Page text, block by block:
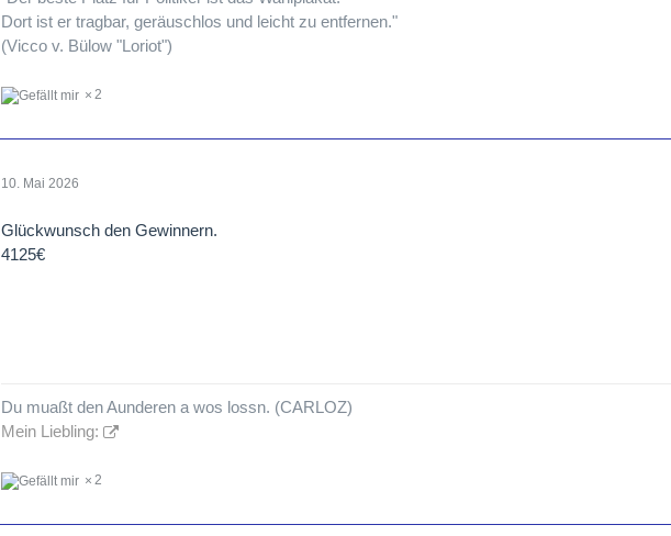
Dort ist er tragbar, geräuschlos und leicht zu entfernen."
(Vicco v. Bülow "Loriot")
2
10. Mai 2026
Glückwunsch den Gewinnern.
4125€
Du muaßt den Aunderen a wos lossn. (CARLOZ)
Mein Liebling:
2